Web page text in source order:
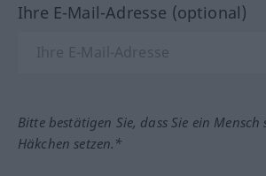
Ihre E-Mail-Adresse (optional)
Bitte bestätigen Sie, dass Sie ein
Häkchen setzen.*